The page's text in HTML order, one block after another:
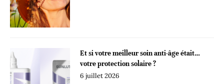
Et si votre meilleur soin anti-âge était…
votre protection solaire ?
6 juillet 2026